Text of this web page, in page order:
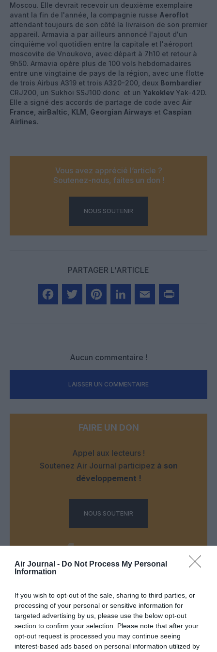
Air Journal - Do Not Process My Personal
Information
If you wish to opt-out of the sale, sharing to third parties, or
processing of your personal or sensitive information for
targeted advertising by us, please use the below opt-out
section to confirm your selection. Please note that after your
opt-out request is processed you may continue seeing
interest-based ads based on personal information utilized by
Moscou. Elle devrait recevoir un deuxième exemplaire
avant la fin de l'année, la compagnie russe Aeroflot
attendant toujours de son côté la livraison de son premier
appareil. Armavia a par ailleurs annoncé l'ajout d'un
cinquième vol quotidien entre la capitale et l'aéroport
moscovite de Vnoukovo, avec départ à 7h10 et retour à
9h50. Armavia opère plus de 100 vols hebdomadaires
entre une vingtaine de pays de la région, avec une flotte
de trois Airbus A319 et trois A320-200, deux Bombardier
CRJ200, un Sukhoi SSJ100 donc et un Yakoklev Yak-42D.
Elle a signé des accords de partage de code avec Air
France airBaltic KLM Georgian Airways et Caspian
Airlines.
Vous avez apprécié l’article ?
Soutenez-nous, faites un don !
NOUS SOUTENIR
PARTAGER L'ARTICLE
Aucun commentaire !
LAISSER UN COMMENTAIRE
FAIRE UN DON
Appel aux lecteurs !
Soutenez Air Journal participez à son
développement !
NOUS SOUTENIR
DERNIERS COMMENTAIRES
a commenté l'article :
Pyramides, croisières et mer Rouge : l’Égypte mise sur